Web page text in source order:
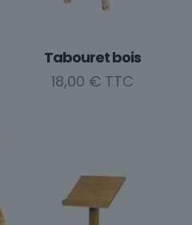
Tabouret bois
18,00 €